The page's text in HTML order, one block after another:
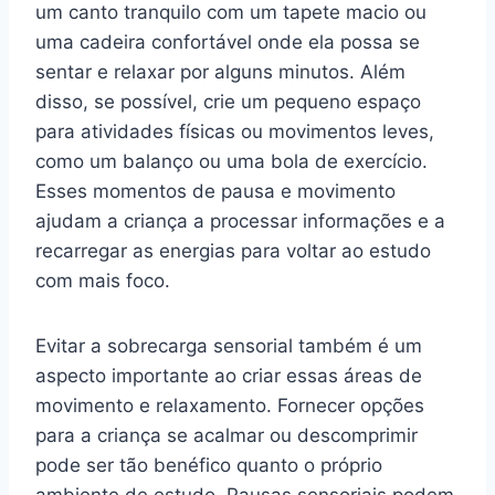
um canto tranquilo com um tapete macio ou
uma cadeira confortável onde ela possa se
sentar e relaxar por alguns minutos. Além
disso, se possível, crie um pequeno espaço
para atividades físicas ou movimentos leves,
como um balanço ou uma bola de exercício.
Esses momentos de pausa e movimento
ajudam a criança a processar informações e a
recarregar as energias para voltar ao estudo
com mais foco.
Evitar a sobrecarga sensorial também é um
aspecto importante ao criar essas áreas de
movimento e relaxamento. Fornecer opções
para a criança se acalmar ou descomprimir
pode ser tão benéfico quanto o próprio